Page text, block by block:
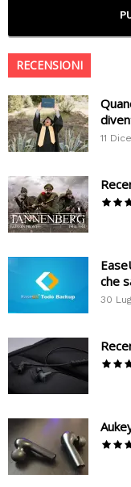
RECENSIONI
11
che
30